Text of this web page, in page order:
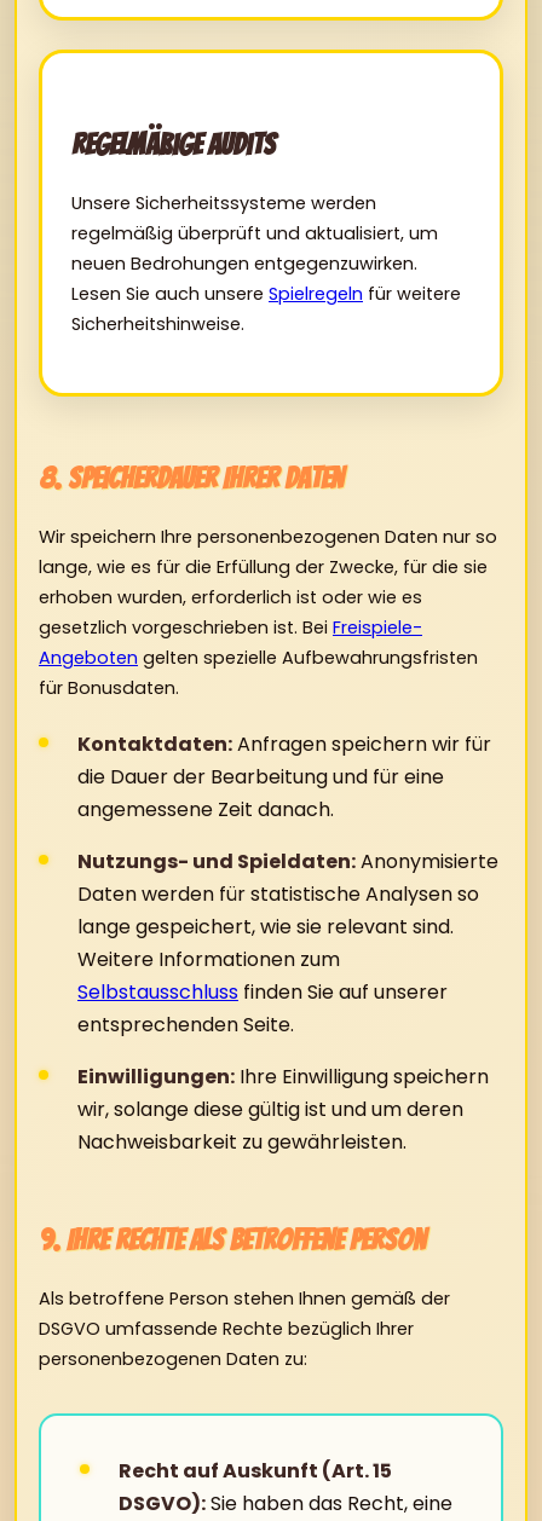
Regelmäßige Audits
Unsere Sicherheitssysteme werden
regelmäßig überprüft und aktualisiert, um
neuen Bedrohungen entgegenzuwirken.
Lesen Sie auch unsere Spielregeln für weitere
Sicherheitshinweise.
8. Speicherdauer Ihrer Daten
Wir speichern Ihre personenbezogenen Daten nur so
lange, wie es für die Erfüllung der Zwecke, für die sie
erhoben wurden, erforderlich ist oder wie es
gesetzlich vorgeschrieben ist. Bei Freispiele-
Angeboten gelten spezielle Aufbewahrungsfristen
für Bonusdaten.
Kontaktdaten:Anfragen speichern wir für
die Dauer der Bearbeitung und für eine
angemessene Zeit danach.
Nutzungs- und Spieldaten:Anonymisierte
Daten werden für statistische Analysen so
lange gespeichert, wie sie relevant sind.
Weitere Informationen zum
Selbstausschluss finden Sie auf unserer
entsprechenden Seite.
Einwilligungen: Ihre Einwilligung speichern
wir, solange diese gültig ist und um deren
Nachweisbarkeit zu gewährleisten.
9. Ihre Rechte als betroffene Person
Als betroffene Person stehen Ihnen gemäß der
DSGVO umfassende Rechte bezüglich Ihrer
personenbezogenen Daten zu:
Recht auf Auskunft (Art. 15
DSGVO):Sie haben das Recht, eine